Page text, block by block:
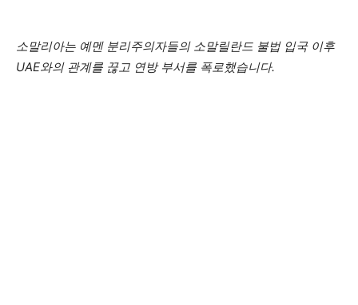
소말리아는 예멘 분리주의자들의 소말릴란드 불법 입국 이후
UAE와의 관계를 끊고 연방 부서를 폭로했습니다.